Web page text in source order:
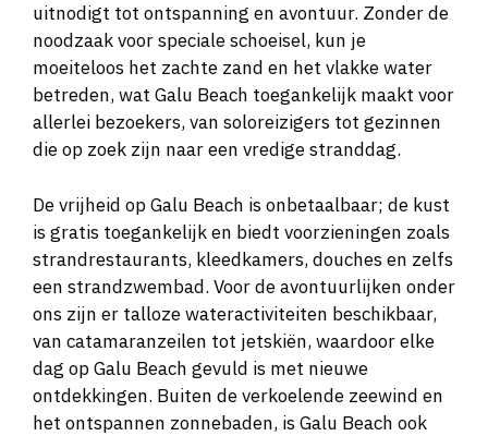
uitnodigt tot ontspanning en avontuur. Zonder de
noodzaak voor speciale schoeisel, kun je
moeiteloos het zachte zand en het vlakke water
betreden, wat Galu Beach toegankelijk maakt voor
allerlei bezoekers, van soloreizigers tot gezinnen
die op zoek zijn naar een vredige stranddag.
De vrijheid op Galu Beach is onbetaalbaar; de kust
is gratis toegankelijk en biedt voorzieningen zoals
strandrestaurants, kleedkamers, douches en zelfs
een strandzwembad. Voor de avontuurlijken onder
ons zijn er talloze wateractiviteiten beschikbaar,
van catamaranzeilen tot jetskiën, waardoor elke
dag op Galu Beach gevuld is met nieuwe
ontdekkingen. Buiten de verkoelende zeewind en
het ontspannen zonnebaden, is Galu Beach ook